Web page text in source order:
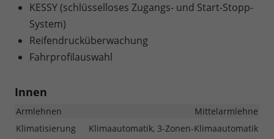
KESSY (schlüsselloses Zugangs- und Start-Stopp-
System)
Reifendrucküberwachung
Fahrprofilauswahl
Innen
Armlehnen
Mittelarmlehne
Klimatisierung
Klimaautomatik, 3-Zonen-Klimaautomatik